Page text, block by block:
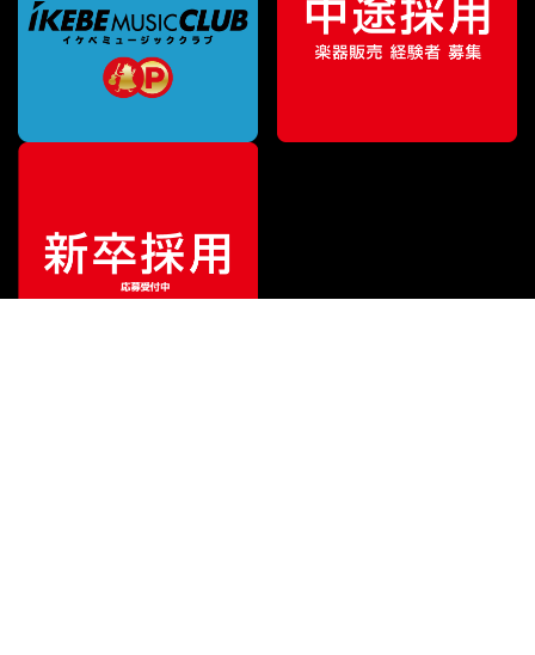
販売価格 ¥17,600（税込）
¥16,500（税込）